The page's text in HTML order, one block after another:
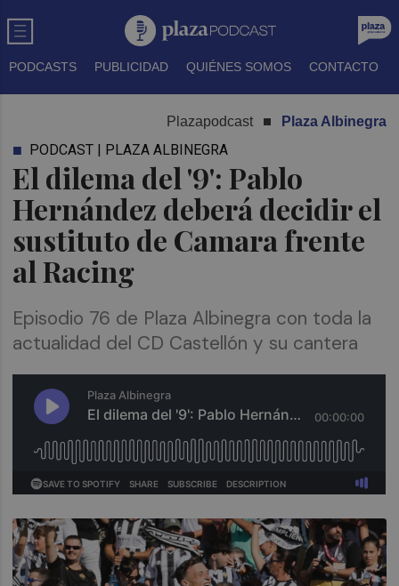
PODCASTS PUBLICIDAD QUIÉNES SOMOS CONTACTO
Plazapodcast Plaza Albinegra
El dilema del '9': Pablo
Hernández deberá decidir el
sustituto de Camara frente
al Racing
PODCAST | PLAZA ALBINEGRA
Episodio 76 de Plaza Albinegra con toda la
actualidad del CD Castellón y su cantera